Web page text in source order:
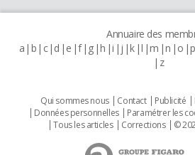
Annuaire des
a b c d e f g h i j k l m n o p
z
Qui sommes nous Contact Publicité
Données personnelles
Paramétrer les
Tous les articles
Corrections ©